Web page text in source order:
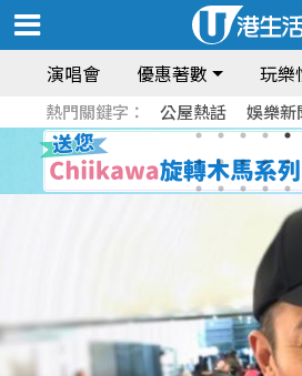
演唱會 優惠著數 玩樂
熱門關鍵字： 公屋熱話 娛樂新